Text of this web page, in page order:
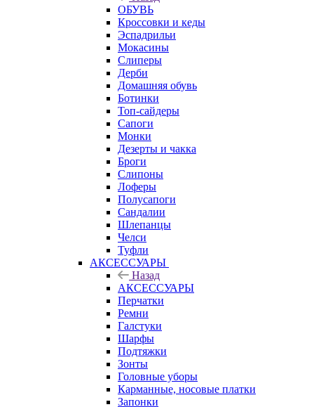
ОБУВЬ
Кроссовки и кеды
Эспадрильи
Мокасины
Слиперы
Дерби
Домашняя обувь
Ботинки
Топ-сайдеры
Сапоги
Монки
Дезерты и чакка
Броги
Слипоны
Лоферы
Полусапоги
Сандалии
Шлепанцы
Челси
Туфли
АКСЕССУАРЫ
Назад
АКСЕССУАРЫ
Перчатки
Ремни
Галстуки
Шарфы
Подтяжки
Зонты
Головные уборы
Карманные, носовые платки
Запонки